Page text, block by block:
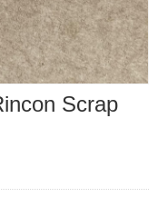
Scrap